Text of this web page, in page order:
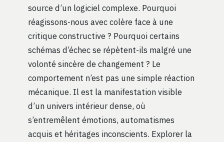
source d’un logiciel complexe. Pourquoi
réagissons-nous avec colère face à une
critique constructive ? Pourquoi certains
schémas d’échec se répètent-ils malgré une
volonté sincère de changement ? Le
comportement n’est pas une simple réaction
mécanique. Il est la manifestation visible
d’un univers intérieur dense, où
s’entremêlent émotions, automatismes
acquis et héritages inconscients. Explorer la